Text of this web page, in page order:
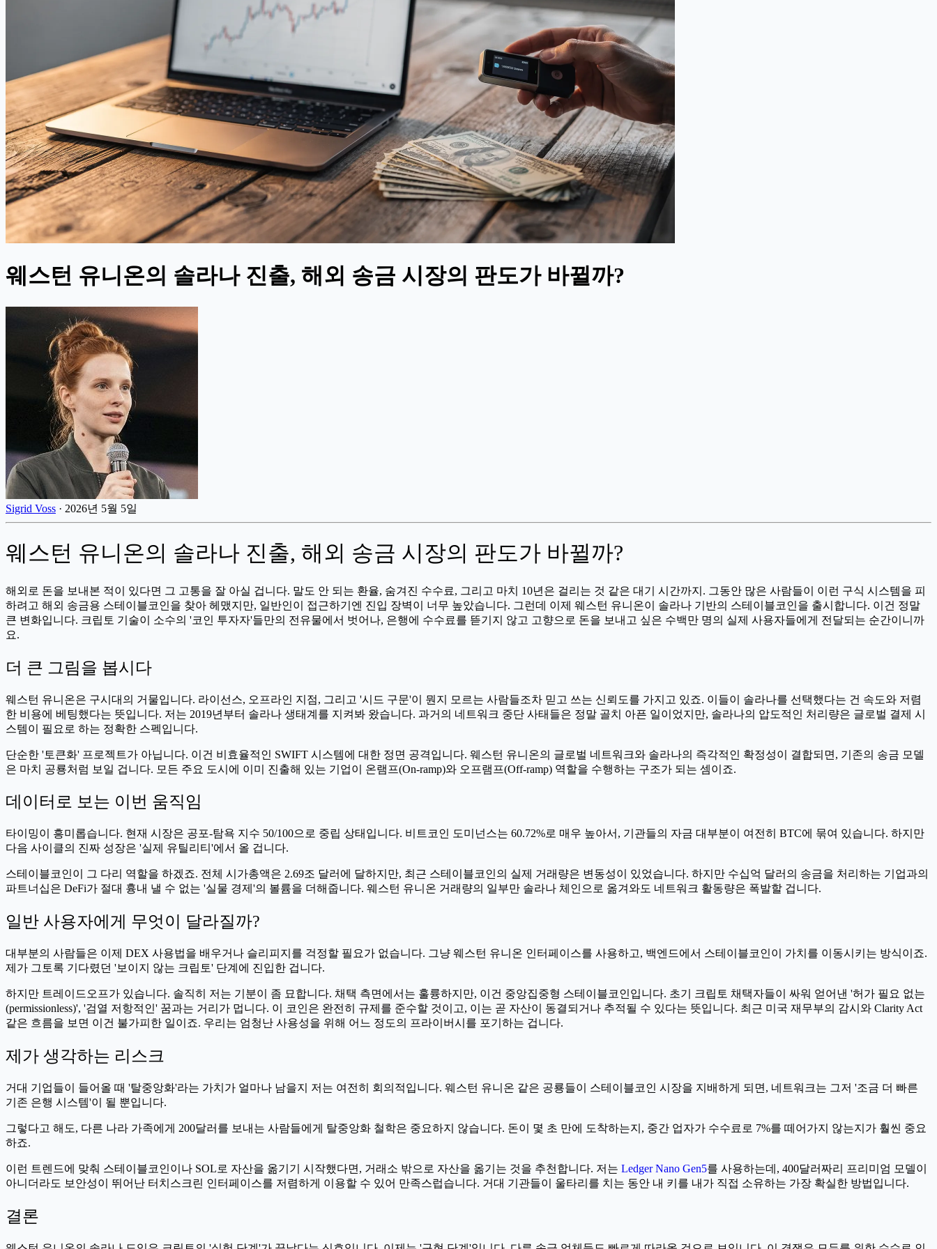
웨스턴 유니온의 솔라나 진출, 해외 송금 시장의 판도가 바뀔까?
Sigrid Voss · 2026년 5월 5일
웨스턴 유니온의 솔라나 진출, 해외 송금 시장의 판도가 바뀔까?
해외로 돈을 보내본 적이 있다면 그 고통을 잘 아실 겁니다. 말도 안 되는 환율, 숨겨진 수수료, 그리고 마치 10년은 걸리는 것 같은 대기 시간까지. 그동안 많은 사람들이 이런 구식 시스템을 피
하려고 해외 송금용 스테이블코인을 찾아 헤맸지만, 일반인이 접근하기엔 진입 장벽이 너무 높았습니다. 그런데 이제 웨스턴 유니온이 솔라나 기반의 스테이블코인을 출시합니다. 이건 정말
큰 변화입니다. 크립토 기술이 소수의 '코인 투자자'들만의 전유물에서 벗어나, 은행에 수수료를 뜯기지 않고 고향으로 돈을 보내고 싶은 수백만 명의 실제 사용자들에게 전달되는 순간이니까
요.
더 큰 그림을 봅시다
웨스턴 유니온은 구시대의 거물입니다. 라이선스, 오프라인 지점, 그리고 '시드 구문'이 뭔지 모르는 사람들조차 믿고 쓰는 신뢰도를 가지고 있죠. 이들이 솔라나를 선택했다는 건 속도와 저렴
한 비용에 베팅했다는 뜻입니다. 저는 2019년부터 솔라나 생태계를 지켜봐 왔습니다. 과거의 네트워크 중단 사태들은 정말 골치 아픈 일이었지만, 솔라나의 압도적인 처리량은 글로벌 결제 시
스템이 필요로 하는 정확한 스펙입니다.
단순한 '토큰화' 프로젝트가 아닙니다. 이건 비효율적인 SWIFT 시스템에 대한 정면 공격입니다. 웨스턴 유니온의 글로벌 네트워크와 솔라나의 즉각적인 확정성이 결합되면, 기존의 송금 모델
은 마치 공룡처럼 보일 겁니다. 모든 주요 도시에 이미 진출해 있는 기업이 온램프(On-ramp)와 오프램프(Off-ramp) 역할을 수행하는 구조가 되는 셈이죠.
데이터로 보는 이번 움직임
타이밍이 흥미롭습니다. 현재 시장은 공포-탐욕 지수 50/100으로 중립 상태입니다. 비트코인 도미넌스는 60.72%로 매우 높아서, 기관들의 자금 대부분이 여전히 BTC에 묶여 있습니다. 하지만
다음 사이클의 진짜 성장은 '실제 유틸리티'에서 올 겁니다.
스테이블코인이 그 다리 역할을 하겠죠. 전체 시가총액은 2.69조 달러에 달하지만, 최근 스테이블코인의 실제 거래량은 변동성이 있었습니다. 하지만 수십억 달러의 송금을 처리하는 기업과의
파트너십은 DeFi가 절대 흉내 낼 수 없는 '실물 경제'의 볼륨을 더해줍니다. 웨스턴 유니온 거래량의 일부만 솔라나 체인으로 옮겨와도 네트워크 활동량은 폭발할 겁니다.
일반 사용자에게 무엇이 달라질까?
대부분의 사람들은 이제 DEX 사용법을 배우거나 슬리피지를 걱정할 필요가 없습니다. 그냥 웨스턴 유니온 인터페이스를 사용하고, 백엔드에서 스테이블코인이 가치를 이동시키는 방식이죠.
제가 그토록 기다렸던 '보이지 않는 크립토' 단계에 진입한 겁니다.
하지만 트레이드오프가 있습니다. 솔직히 저는 기분이 좀 묘합니다. 채택 측면에서는 훌륭하지만, 이건 중앙집중형 스테이블코인입니다. 초기 크립토 채택자들이 싸워 얻어낸 '허가 필요 없는
(permissionless)', '검열 저항적인' 꿈과는 거리가 멉니다. 이 코인은 완전히 규제를 준수할 것이고, 이는 곧 자산이 동결되거나 추적될 수 있다는 뜻입니다. 최근 미국 재무부의 감시와 Clarity Act
같은 흐름을 보면 이건 불가피한 일이죠. 우리는 엄청난 사용성을 위해 어느 정도의 프라이버시를 포기하는 겁니다.
제가 생각하는 리스크
거대 기업들이 들어올 때 '탈중앙화'라는 가치가 얼마나 남을지 저는 여전히 회의적입니다. 웨스턴 유니온 같은 공룡들이 스테이블코인 시장을 지배하게 되면, 네트워크는 그저 '조금 더 빠른
기존 은행 시스템'이 될 뿐입니다.
그렇다고 해도, 다른 나라 가족에게 200달러를 보내는 사람들에게 탈중앙화 철학은 중요하지 않습니다. 돈이 몇 초 만에 도착하는지, 중간 업자가 수수료로 7%를 떼어가지 않는지가 훨씬 중요
하죠.
이런 트렌드에 맞춰 스테이블코인이나 SOL로 자산을 옮기기 시작했다면, 거래소 밖으로 자산을 옮기는 것을 추천합니다. 저는 Ledger Nano Gen5를 사용하는데, 400달러짜리 프리미엄 모델이
아니더라도 보안성이 뛰어난 터치스크린 인터페이스를 저렴하게 이용할 수 있어 만족스럽습니다. 거대 기관들이 울타리를 치는 동안 내 키를 내가 직접 소유하는 가장 확실한 방법입니다.
결론